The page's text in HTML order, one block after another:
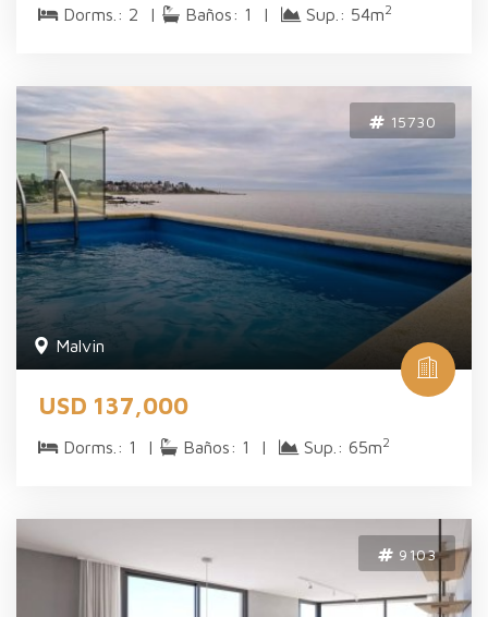
Dorms.: 2 | Baños: 1 | Sup.: 54m2
15730
Malvi­n
USD 137,000
Dorms.: 1 | Baños: 1 | Sup.: 65m2
9103